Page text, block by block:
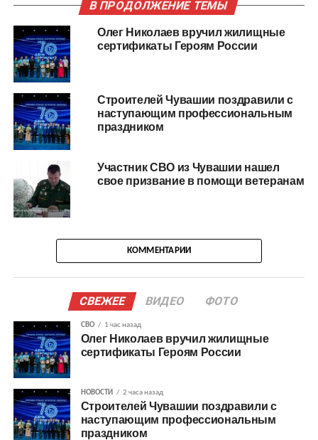
В ПРОДОЛЖЕНИЕ ТЕМЫ
Олег Николаев вручил жилищные
сертификаты Героям России
Строителей Чувашии поздравили с
наступающим профессиональным
праздником
Участник СВО из Чувашии нашел
свое призвание в помощи ветеранам
КОММЕНТАРИИ
СВЕЖЕЕ ВИДЕО ФОТО
СВО 1 час назад
Олег Николаев вручил жилищные
сертификаты Героям России
НОВОСТИ 2 часа назад
Строителей Чувашии поздравили с
наступающим профессиональным
праздником